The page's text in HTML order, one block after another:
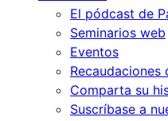
El pódcast de
Seminarios web
Eventos
Recaudaciones
Comparta su
Suscríbase a